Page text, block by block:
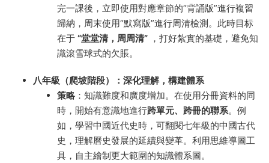
完一課後，立即使用對應章節的“背誦版”進行複習
歸納，周末使用“默寫版”進行周清檢測。此時目标
在于 “堂堂清，周周清” ，打好紮實的基礎，避免知
識滾雪球式的欠賬。
八年級（爬坡階段）：深化理解，構建體系
策略 ：知識難度和廣度增加。在使用分冊資料的同
時，開始有意識地進行跨單元、跨冊的聯系。例
如，學習中國近代史時，可翻閱七年級的中國古代
史，理解曆史發展的延續與變革。利用思維導圖工
具，自主繪制更大範圍的知識體系圖。